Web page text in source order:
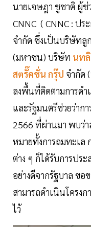
นายเจษฎา ชูชาติ ผู้ช่
CNNC ( CNNC : ป
จำกัด ซึ่งเป็นบริษัทลู
(มหาชน) บริษัท นท
สตรั๊คชั่น กรุ๊ป จำกัด
ลงพื้นที่ติดตามการดำ
และรัฐมนตรีช่วยว่าก
2566 ที่ผ่านมา พบว่า
หมายทั้งการถมทะเ
ต่าง ๆ ก็ได้รับการปร
อย่างดีจากรัฐบาล ข
สามารถดำเนินโครงก
ไว้